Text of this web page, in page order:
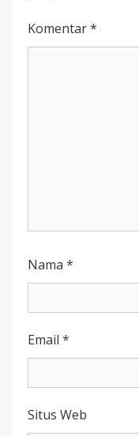
Komentar*
Nama *
Email *
Situs Web